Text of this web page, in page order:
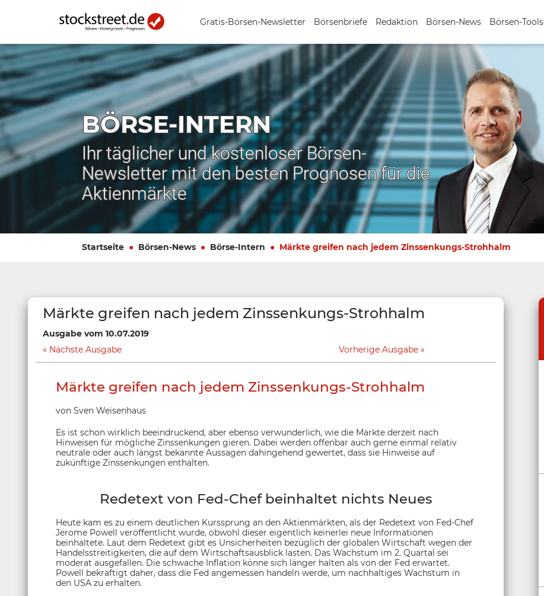
Gratis-Börsen-Newsletter Börsenbriefe Redaktion Börsen-News Börsen-Tools
BÖRSE-INTERN
Ihr täglicher und kostenloser Börsen-
Newsletter mit den besten Prognosen für die
Aktienmärkte
Startseite Börsen-News Börse-Intern Märkte greifen nach jedem Zinssenkungs-Strohhalm
Märkte greifen nach jedem Zinssenkungs-Strohhalm
Ausgabe vom 10.07.2019
Nächste Ausgabe
Vorherige Ausgabe
Märkte greifen nach jedem Zinssenkungs-Strohhalm
von Sven Weisenhaus
Es ist schon wirklich beeindruckend, aber ebenso verwunderlich, wie die Märkte derzeit nach
Hinweisen für mögliche Zinssenkungen gieren. Dabei werden offenbar auch gerne einmal relativ
neutrale oder auch längst bekannte Aussagen dahingehend gewertet, dass sie Hinweise auf
zukünftige Zinssenkungen enthalten.
Redetext von Fed-Chef beinhaltet nichts Neues
Heute kam es zu einem deutlichen Kurssprung an den Aktienmärkten, als der Redetext von Fed-Chef
Jerome Powell veröffentlicht wurde, obwohl dieser eigentlich keinerlei neue Informationen
beinhaltete. Laut dem Redetext gibt es Unsicherheiten bezüglich der globalen Wirtschaft wegen der
Handelsstreitigkeiten, die auf dem Wirtschaftsausblick lasten. Das Wachstum im 2. Quartal sei
moderat ausgefallen. Die schwache Inflation könne sich länger halten als von der Fed erwartet.
Powell bekräftigt daher, dass die Fed angemessen handeln werde, um nachhaltiges Wachstum in
den USA zu erhalten.